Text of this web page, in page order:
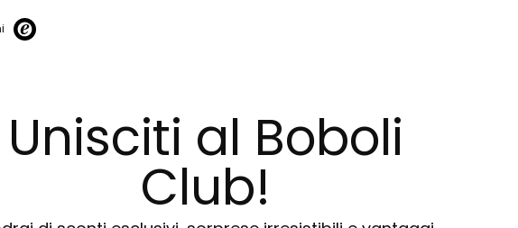
Unisciti al Boboli
Club!